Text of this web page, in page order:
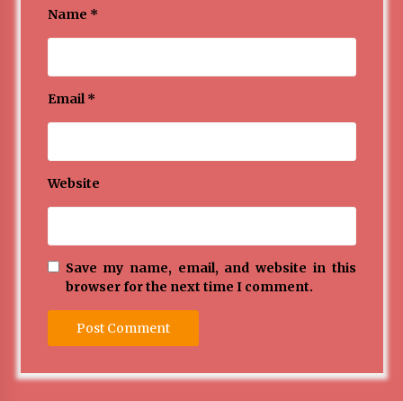
Name *
Email*
Website
Save my name, email, and website in this
browser for the next time I comment.